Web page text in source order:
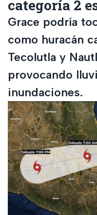
categoría 2
Grace podría
como huracán
Tecolutla y
provocando
inundaciones.